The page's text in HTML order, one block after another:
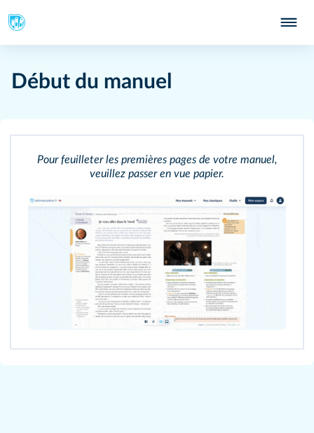
Début du manuel
Pour feuilleter les premières pages de votre manuel,
veuillez passer en vue papier.